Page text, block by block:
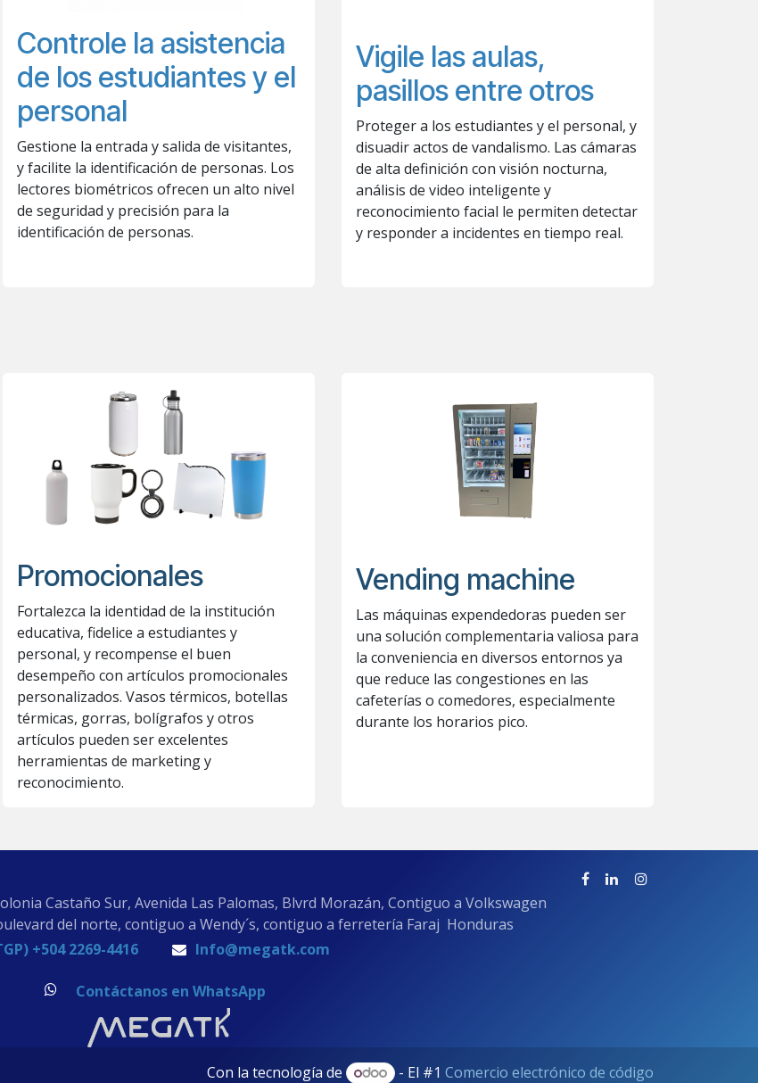
Controle la asistencia
de los estudiantes y el
personal
Gestione la entrada y salida de visitantes,
y facilite la identificación de personas. Los
lectores biométricos ofrecen un alto nivel
de seguridad y precisión para la
identificación de personas.
Vigile las aulas,
pasillos entre otros
Proteger a los estudiantes y el personal, y
disuadir actos de vandalismo. Las cámaras
de alta definición con visión nocturna,
análisis de video inteligente y
reconocimiento facial le permiten detectar
y responder a incidentes en tiempo real.
Promocionales
Fortalezca la identidad de la institución
educativa, fidelice a estudiantes y
personal, y recompense el buen
desempeño con artículos promocionales
personalizados. Vasos térmicos, botellas
térmicas, gorras, bolígrafos y otros
artículos pueden ser excelentes
herramientas de marketing y
reconocimiento.
Vending machine
Las máquinas expendedoras pueden ser
una solución complementaria valiosa para
la conveniencia en diversos entornos ya
que reduce las congestiones en las
cafeterías o comedores, especialmente
durante los horarios pico.
Castaño Sur, Avenida Las Palomas, Blvrd Morazán, Contiguo a Volkswagen
del norte, contiguo a Wendy´s, contiguo a ferretería Faraj Honduras
+504 2269-4416
Info@megatk.com
Contáctanos en WhatsApp
Con la tecnología de - El #1 Comercio electrónico de código